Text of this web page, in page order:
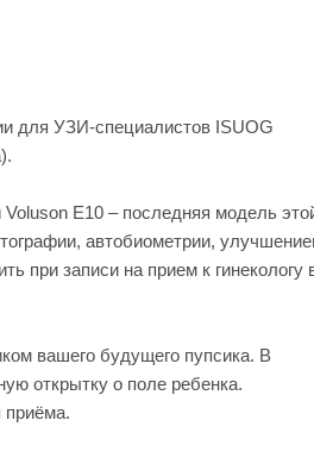
для УЗИ-специалистов ISUOG
E10 – последняя модель
автобиометрии,
при записи на прием к гинекологу
вашего будущего пупсика. В
открытку о поле ребенка.
приёма.